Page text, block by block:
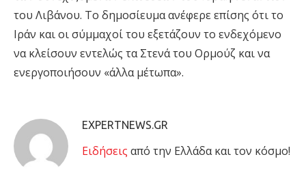
του Λιβάνου. Το δημοσίευμα ανέφερε επίσης ότι το
Ιράν και οι σύμμαχοί του εξετάζουν το ενδεχόμενο
να κλείσουν εντελώς τα Στενά του Ορμούζ και να
ενεργοποιήσουν «άλλα μέτωπα».
EXPERTNEWS.GR
Eιδήσεις από την Ελλάδα και τον κόσμο!